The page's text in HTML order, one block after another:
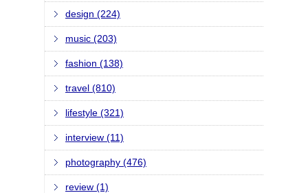
design (224)
music (203)
fashion (138)
travel (810)
lifestyle (321)
interview (11)
photography (476)
review (1)